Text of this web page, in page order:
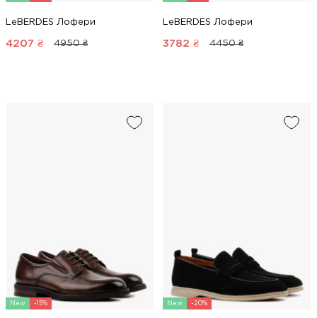
LeBERDES Лофери
4207 ₴ 4950 ₴
LeBERDES Лофери
3782 ₴ 4450 ₴
New -15% New -20%